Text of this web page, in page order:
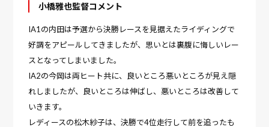
小橋雅也監督コメント
IA1の内田は予選から決勝レースを見据えたライディングで
好調をアピールしてきましたが、思いとは裏腹に悔しいレー
スとなってしまいました。
IA2の今岡は両ヒート共に、良いところ悪いところが見え隠
れしましたが、良いところは伸ばし、悪いところは改善して
いきます。
レディースの松木紗子は、決勝で4位走行して前を追ったも